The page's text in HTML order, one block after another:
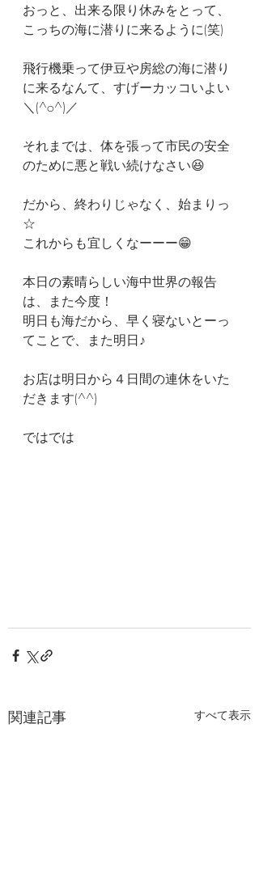
おっと、出来る限り休みをとって、
こっちの海に潜りに来るように(笑)
飛行機乗って伊豆や房総の海に潜り
に来るなんて、すげーカッコいよい
＼(^o^)／
それまでは、体を張って市民の安全
のために悪と戦い続けなさい😆
だから、終わりじゃなく、始まりっ
☆
これからも宜しくなーーー😁
本日の素晴らしい海中世界の報告
は、また今度！
明日も海だから、早く寝ないとーっ
てことで、また明日♪
お店は明日から４日間の連休をいた
だきます(^^)
ではでは
関連記事 すべて表示